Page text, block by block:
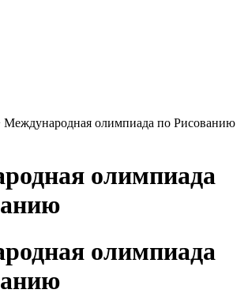
Международная олимпиада по Рисованию
олимпиада
олимпиада